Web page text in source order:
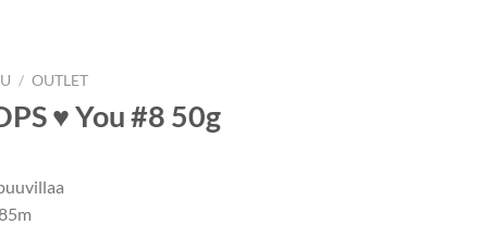
/ OUTLET
♥ You #8 50g